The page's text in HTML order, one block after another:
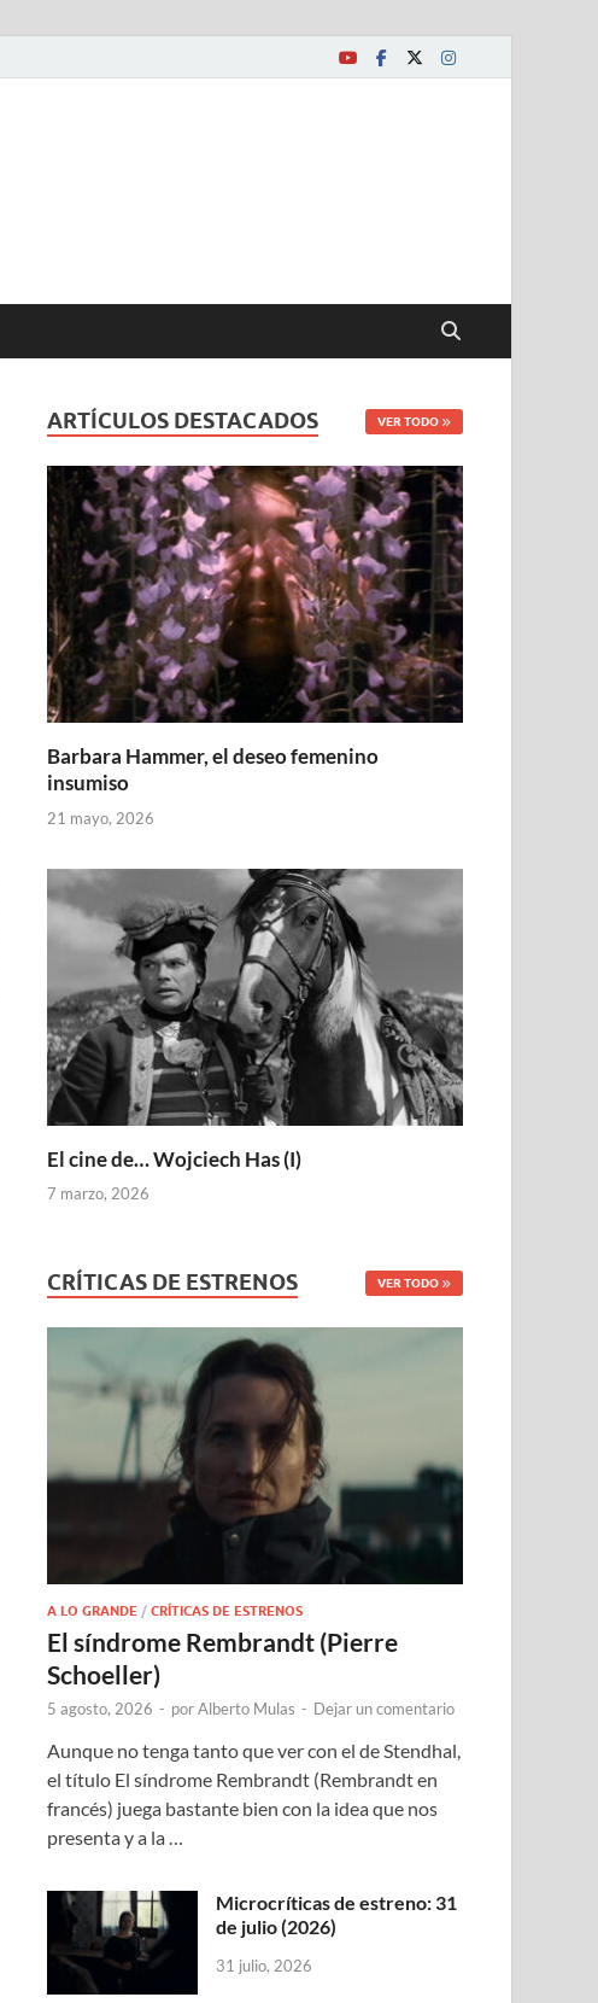
ARTÍCULOS DESTACADOS VER TODO
Barbara Hammer, el deseo femenino
insumiso
21 mayo, 2026
El cine de… Wojciech Has (I)
7 marzo, 2026
CRÍTICAS DE ESTRENOS VER TODO
A LO GRANDE /CRÍTICAS DE ESTRENOS
El síndrome Rembrandt (Pierre
Schoeller)
5 agosto, 2026 - porAlberto Mulas - Dejar un comentario
Aunque no tenga tanto que ver con el de Stendhal,
el título El síndrome Rembrandt (Rembrandt en
francés) juega bastante bien con la idea que nos
presenta y a la …
Microcríticas de estreno: 31
de julio (2026)
31 julio, 2026